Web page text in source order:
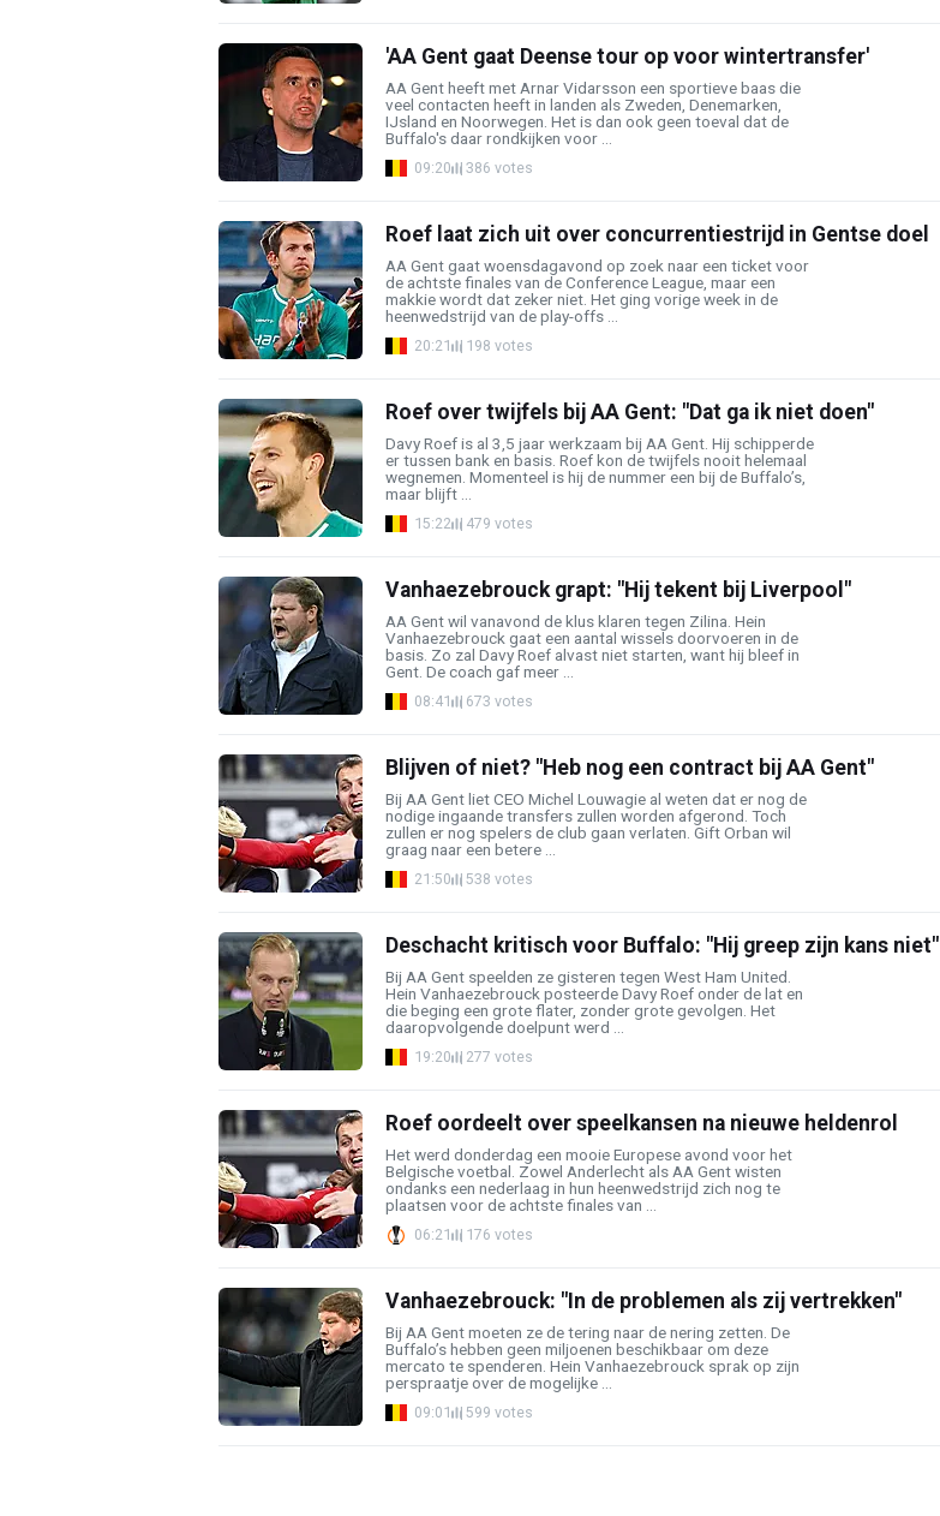
'AA Gent gaat Deense tour op voor wintertransfer'
AA Gent heeft met Arnar Vidarsson een sportieve baas die
veel contacten heeft in landen als Zweden, Denemarken,
IJsland en Noorwegen. Het is dan ook geen toeval dat de
Buffalo's daar rondkijken voor ...
09:20 386 votes
Roef laat zich uit over concurrentiestrijd in Gentse doel
AA Gent gaat woensdagavond op zoek naar een ticket voor
de achtste finales van de Conference League, maar een
makkie wordt dat zeker niet. Het ging vorige week in de
heenwedstrijd van de play-offs ...
20:21 198 votes
Roef over twijfels bij AA Gent: "Dat ga ik niet doen"
Davy Roef is al 3,5 jaar werkzaam bij AA Gent. Hij schipperde
er tussen bank en basis. Roef kon de twijfels nooit helemaal
wegnemen. Momenteel is hij de nummer een bij de Buffalo’s,
maar blijft ...
15:22 479 votes
Vanhaezebrouck grapt: "Hij tekent bij Liverpool"
AA Gent wil vanavond de klus klaren tegen Zilina. Hein
Vanhaezebrouck gaat een aantal wissels doorvoeren in de
basis. Zo zal Davy Roef alvast niet starten, want hij bleef in
Gent. De coach gaf meer ...
08:41 673 votes
Blijven of niet? "Heb nog een contract bij AA Gent"
Bij AA Gent liet CEO Michel Louwagie al weten dat er nog de
nodige ingaande transfers zullen worden afgerond. Toch
zullen er nog spelers de club gaan verlaten. Gift Orban wil
graag naar een betere ...
21:50 538 votes
Deschacht kritisch voor Buffalo: "Hij greep zijn kans niet"
Bij AA Gent speelden ze gisteren tegen West Ham United.
Hein Vanhaezebrouck posteerde Davy Roef onder de lat en
die beging een grote flater, zonder grote gevolgen. Het
daaropvolgende doelpunt werd ...
19:20 277 votes
Roef oordeelt over speelkansen na nieuwe heldenrol
Het werd donderdag een mooie Europese avond voor het
Belgische voetbal. Zowel Anderlecht als AA Gent wisten
ondanks een nederlaag in hun heenwedstrijd zich nog te
plaatsen voor de achtste finales van ...
06:21 176 votes
Vanhaezebrouck: "In de problemen als zij vertrekken"
Bij AA Gent moeten ze de tering naar de nering zetten. De
Buffalo’s hebben geen miljoenen beschikbaar om deze
mercato te spenderen. Hein Vanhaezebrouck sprak op zijn
perspraatje over de mogelijke ...
09:01 599 votes